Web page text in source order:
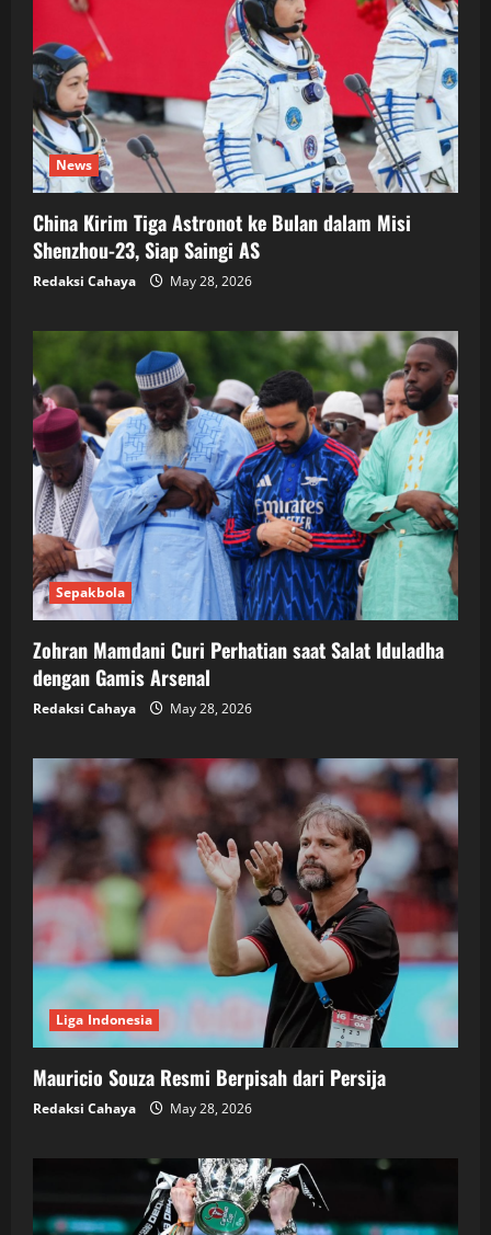
News
China Kirim Tiga Astronot ke Bulan dalam Misi
Shenzhou-23, Siap Saingi AS
Redaksi Cahaya May 28, 2026
Sepakbola
Zohran Mamdani Curi Perhatian saat Salat Iduladha
dengan Gamis Arsenal
Redaksi Cahaya May 28, 2026
Liga Indonesia
Mauricio Souza Resmi Berpisah dari Persija
Redaksi Cahaya May 28, 2026